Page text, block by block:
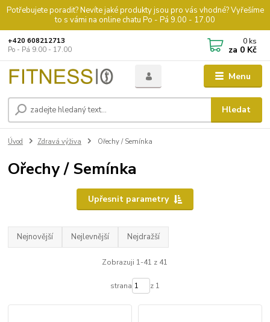
Potřebujete poradit? Nevíte jaké produkty jsou pro vás vhodné? Vyřešíme
to s vámi na online chatu Po - Pá 9.00 - 17.00
Menu
Hledat
+420 608212713
Po - Pá 9.00 - 17.00
0 ks
za 0 Kč
Úvod Zdravá výživa Ořechy / Semínka
Ořechy / Semínka
Upřesnit parametry
Nejnovější Nejlevnější Nejdražší
Zobrazuji 1-41 z 41
strana z 1